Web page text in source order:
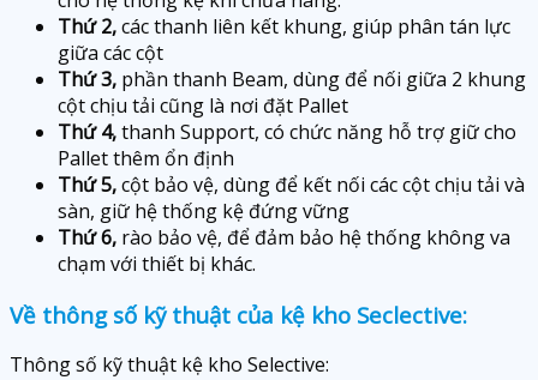
Thứ 2,các thanh liên kết khung, giúp phân tán lực
giữa các cột
Thứ 3, phần thanh Beam, dùng để nối giữa 2 khung
cột chịu tải cũng là nơi đặt Pallet
Thứ 4,thanh Support, có chức năng hỗ trợ giữ cho
Pallet thêm ổn định
Thứ 5,cột bảo vệ, dùng để kết nối các cột chịu tải và
sàn, giữ hệ thống kệ đứng vững
Thứ 6, rào bảo vệ, để đảm bảo hệ thống không va
chạm với thiết bị khác.
Về thông số kỹ thuật của kệ kho Seclective:
Thông số kỹ thuật kệ kho Selective: